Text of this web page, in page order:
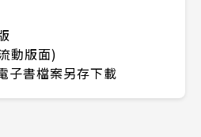
動版面)
子書檔案另存下載